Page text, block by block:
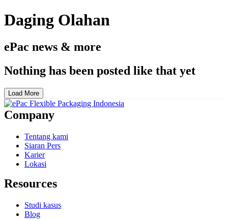
Daging Olahan
ePac news & more
Nothing has been posted like that yet
Load More
Company
Tentang kami
Siaran Pers
Karier
Lokasi
Resources
Studi kasus
Blog